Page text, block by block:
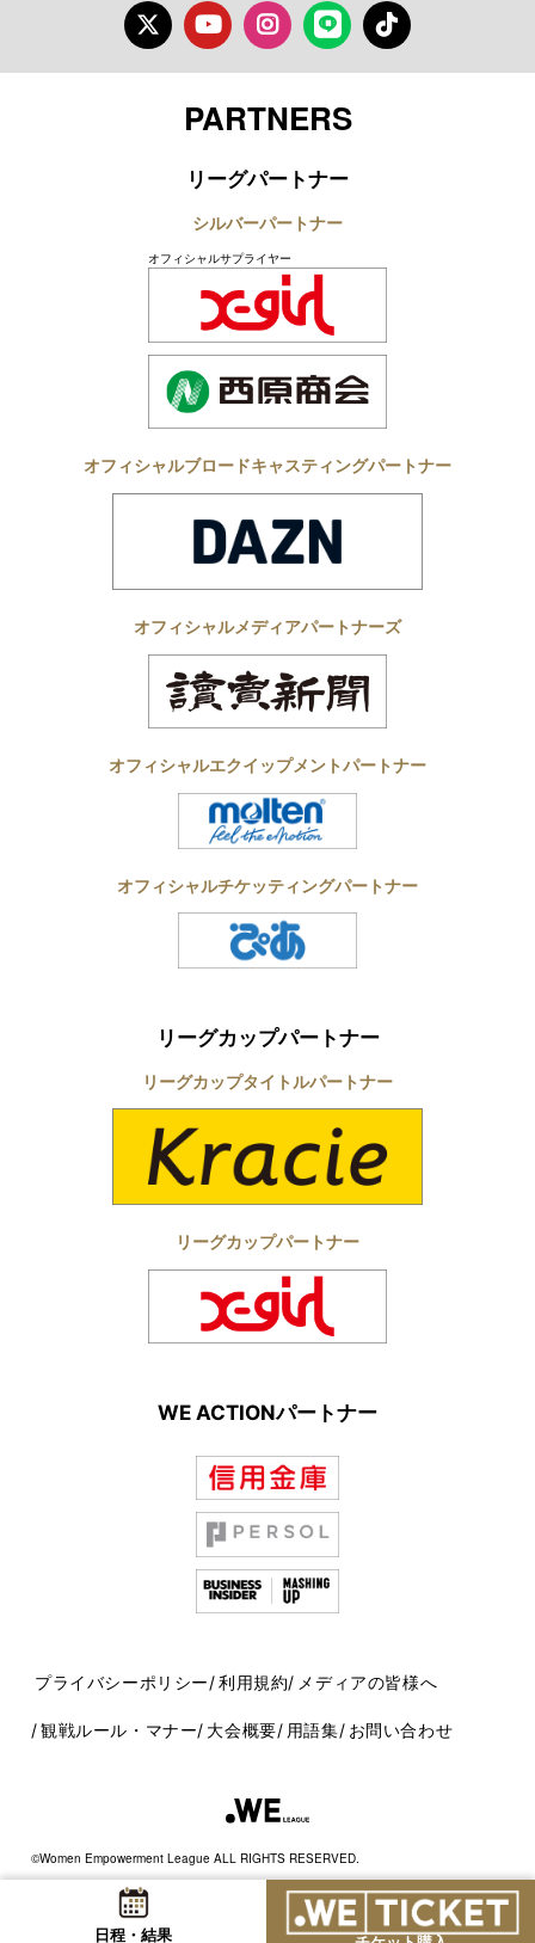
TwitterYoutubeInstagram
LINE TikTok
PARTNERS
リーグパートナー
シルバーパートナー
オフィシャルサプライヤー
オフィシャルブロードキャスティングパートナー
オフィシャルメディアパートナーズ
オフィシャルエクイップメントパートナー
オフィシャルチケッティングパートナー
リーグカップパートナー
リーグカップタイトルパートナー
リーグカップパートナー
WE ACTIONパートナー
プライバシーポリシー 利用規約 メディアの皆様へ
観戦ルール・マナー 大会概要 用語集 お問い合わせ
©Women Empowerment League ALL RIGHTS RESERVED.
日程・結果